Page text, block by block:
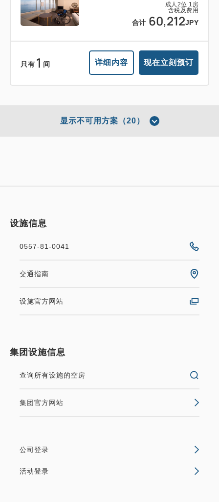
成人 2位 1 房
含税及费用
合计 60,212JPY
只有 1 间 详细内容 现在立刻预订
推荐
【每日限订一间房】“热海布丁”合作
仅限一间！客房内将装饰以可爱的“热海布丁”插画。快
无空房 详细内容
显示不可用方案（20）
设施信息
0557-81-0041
交通指南
设施官方网站
集团设施信息
查询所有设施的空房
集团官方网站
公司登录
活动登录